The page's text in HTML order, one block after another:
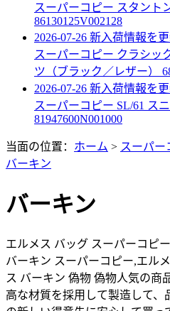
スーパーコピー スタント
86130125V002128
2026-07-26 新入荷情報を更
スーパーコピー クラシッ
ツ（ブラック／レザー）
2026-07-26 新入荷情報を更
スーパーコピー SL/61 ス
81947600N001000
当面の位置： ホーム > スーパー
バーキン
バーキン
エルメス バッグ スーパーコピ
バーキン スーパーコピー,エル
ス バーキン 偽物 偽物人気の商
高な材質を採用して製造して、